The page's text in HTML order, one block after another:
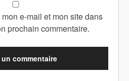
e-mail et mon site dans
prochain commentaire.